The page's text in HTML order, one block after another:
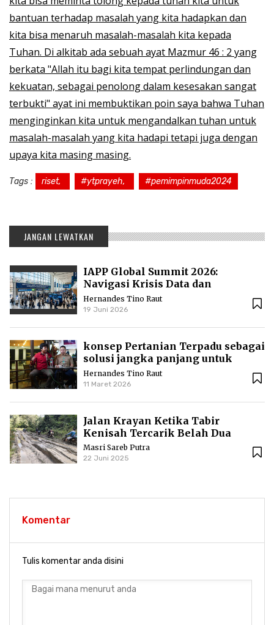
bantuan terhadap masalah yang kita hadapkan dan
kita bisa menaruh masalah-masalah kita kepada
Tuhan. Di alkitab ada sebuah ayat Mazmur 46 : 2 yang
berkata "Allah itu bagi kita tempat perlindungan dan
kekuatan, sebagai penolong dalam kesesakan sangat
terbukti" ayat ini membuktikan poin saya bahwa Tuhan
menginginkan kita untuk mengandalkan tuhan untuk
masalah-masalah yang kita hadapi tetapi juga dengan
upaya kita masing masing.
Tags : riset, #ytprayeh, #pemimpinmuda2024
JANGAN LEWATKAN
IAPP Global Summit 2026:
Navigasi Krisis Data dan
Standarisasi AI Global
Hernandes Tino Raut
19 Juni 2026
konsep Pertanian Terpadu sebagai
solusi jangka panjang untuk
menjaga kesuburan lahan dan
kesejahteraan ekonomi
Hernandes Tino Raut
11 Maret 2026
Jalan Krayan Ketika Tabir
Kenisah Tercarik Belah Dua
Masri Sareb Putra
22 Juni 2025
Komentar
Tulis komentar anda disini